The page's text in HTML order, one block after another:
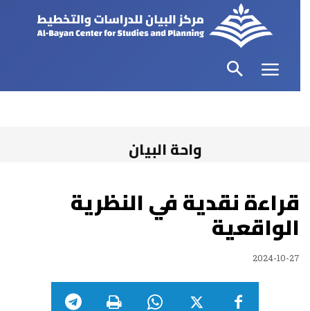
واحة البيان
قراءة نقدية في النظرية
الواقعية
2024-10-27